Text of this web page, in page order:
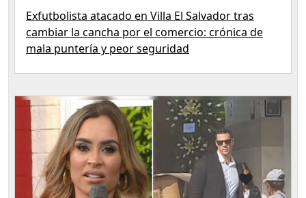
Exfutbolista atacado en Villa El Salvador tras
cambiar la cancha por el comercio: crónica de
mala puntería y peor seguridad